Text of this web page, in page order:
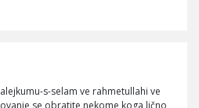
s-selam ve rahmetullahi ve
se obratite nekome koga lično